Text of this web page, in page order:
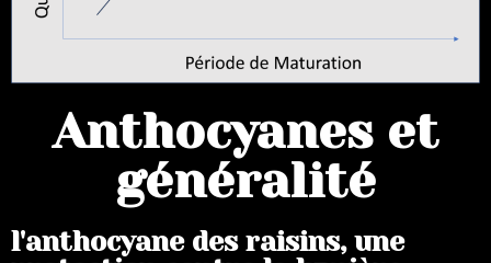
Anthocyanes et
généralité
l'anthocyane des raisins, une